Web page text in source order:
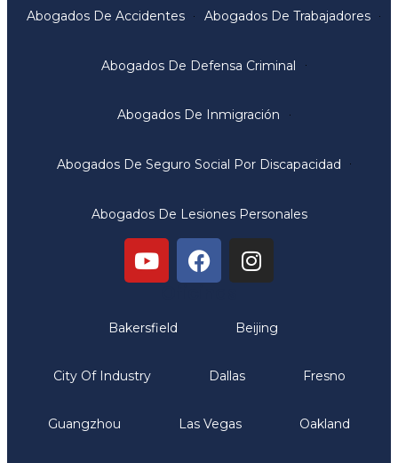
Abogados De Accidentes Abogados De Trabajadores
Abogados De Defensa Criminal
Abogados De Inmigración
Abogados De Seguro Social Por Discapacidad
Abogados De Lesiones Personales
Bakersfield Beijing
City Of Industry Dallas Fresno
Guangzhou Las Vegas Oakland